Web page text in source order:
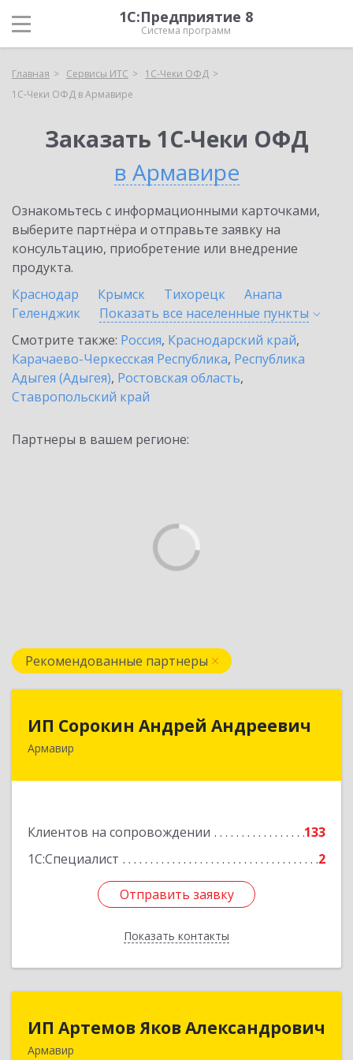
1С:Предприятие 8
Система программ
Главная Сервисы ИТС
1С-Чеки ОФД
1С-Чеки ОФД в Армавире
Заказать 1С-Чеки ОФД
в Армавире
Ознакомьтесь с информационными карточками,
выберите партнёра и отправьте заявку на
консультацию, приобретение или внедрение
продукта.
Краснодар
Крымск Тихорецк
Анапа
Геленджик
Показать все населенные пункты
Смотрите также: Россия, Краснодарский край,
Карачаево-Черкесская Республика, Республика
Адыгея (Адыгея), Ростовская область,
Ставропольский край
Партнеры в вашем регионе:
Рекомендованные партнеры
ИП Сорокин Андрей Андреевич
Армавир
Клиентов на сопровождении
133
1С:Специалист
2
Отправить заявку
Показать контакты
ИП Сорокин Андрей Андреевич
Отправить заявку
Назад
ИП Артемов Яков Александрович
Армавир